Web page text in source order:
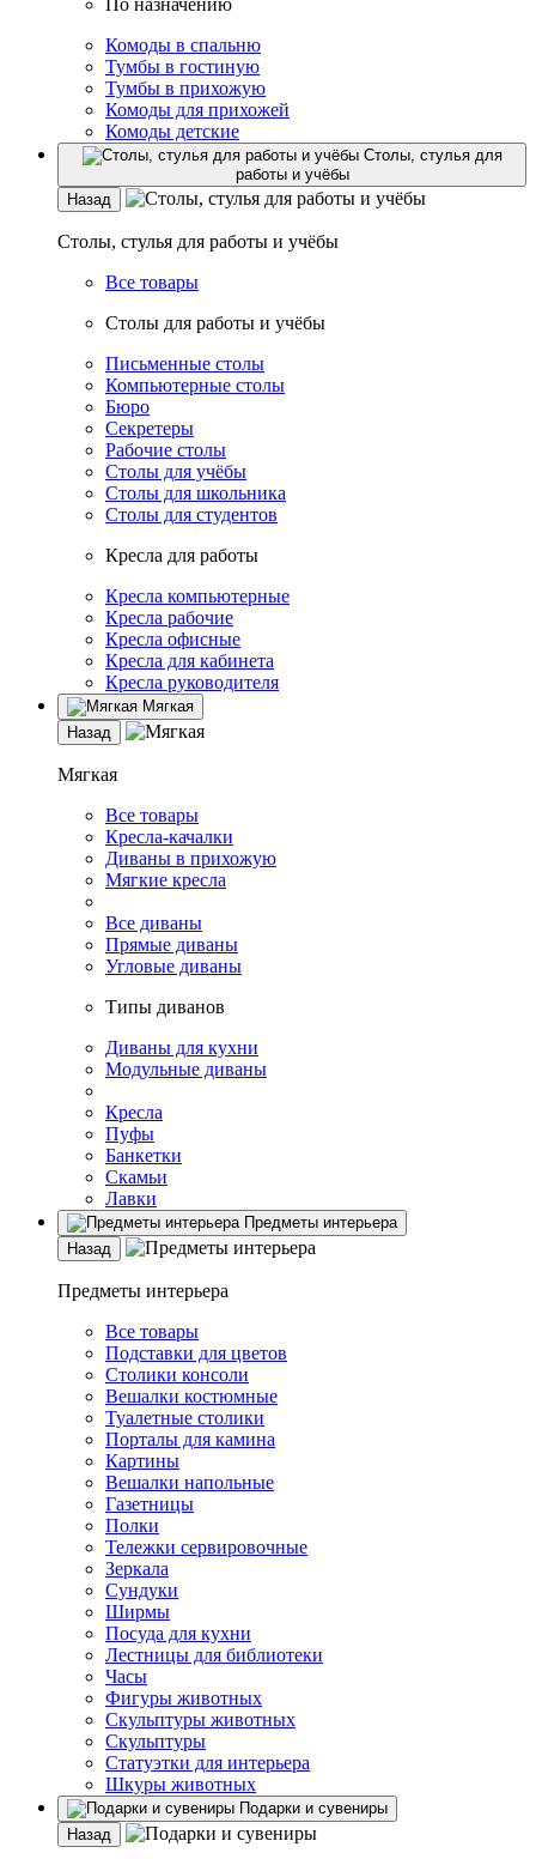
По назначению
Комоды в спальню
Тумбы в гостиную
Тумбы в прихожую
Комоды для прихожей
Комоды детские
Столы, стулья для
работы и учёбы
Назад
Столы, стулья для работы и учёбы
Все товары
Столы для работы и учёбы
Письменные столы
Компьютерные столы
Бюро
Секретеры
Рабочие столы
Столы для учёбы
Столы для школьника
Столы для студентов
Кресла для работы
Кресла компьютерные
Кресла рабочие
Кресла офисные
Кресла для кабинета
Кресла руководителя
Мягкая
Назад
Мягкая
Все товары
Кресла-качалки
Диваны в прихожую
Мягкие кресла
Все диваны
Прямые диваны
Угловые диваны
Типы диванов
Диваны для кухни
Модульные диваны
Кресла
Пуфы
Банкетки
Скамьи
Лавки
Предметы интерьера
Назад
Предметы интерьера
Все товары
Подставки для цветов
Столики консоли
Вешалки костюмные
Туалетные столики
Порталы для камина
Картины
Вешалки напольные
Газетницы
Полки
Тележки сервировочные
Зеркала
Сундуки
Ширмы
Посуда для кухни
Лестницы для библиотеки
Часы
Фигуры животных
Скульптуры животных
Скульптуры
Статуэтки для интерьера
Шкуры животных
Подарки и сувениры
Назад